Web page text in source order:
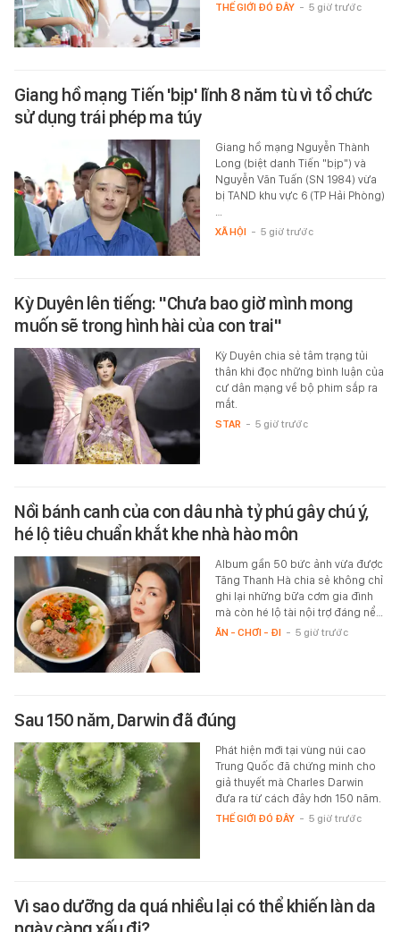
THẾ GIỚI ĐÓ ĐÂY - 5 giờ trước
Giang hồ mạng Tiến 'bịp' lĩnh 8 năm tù vì tổ chức
sử dụng trái phép ma túy
Giang hồ mạng Nguyễn Thành
Long (biệt danh Tiến "bịp") và
Nguyễn Văn Tuấn (SN 1984) vừa
bị TAND khu vực 6 (TP Hải Phòng)
…
XÃ HỘI - 5 giờ trước
Kỳ Duyên lên tiếng: "Chưa bao giờ mình mong
muốn sẽ trong hình hài của con trai"
Kỳ Duyên chia sẻ tâm trạng tủi
thân khi đọc những bình luận của
cư dân mạng về bộ phim sắp ra
mắt.
STAR - 5 giờ trước
Nồi bánh canh của con dâu nhà tỷ phú gây chú ý,
hé lộ tiêu chuẩn khắt khe nhà hào môn
Album gần 50 bức ảnh vừa được
Tăng Thanh Hà chia sẻ không chỉ
ghi lại những bữa cơm gia đình
mà còn hé lộ tài nội trợ đáng nể…
ĂN - CHƠI - ĐI - 5 giờ trước
Sau 150 năm, Darwin đã đúng
Phát hiện mới tại vùng núi cao
Trung Quốc đã chứng minh cho
giả thuyết mà Charles Darwin
đưa ra từ cách đây hơn 150 năm.
THẾ GIỚI ĐÓ ĐÂY - 5 giờ trước
Vì sao dưỡng da quá nhiều lại có thể khiến làn da